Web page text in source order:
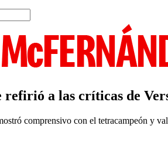
refirió a las críticas de
comprensivo con el tetracampeón y